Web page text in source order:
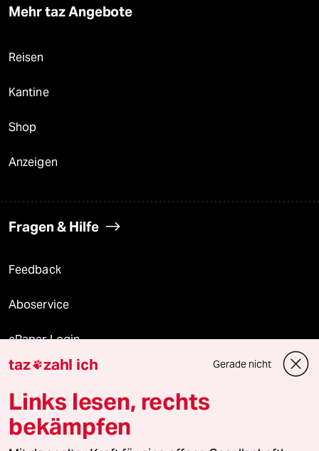
Mehr taz Angebote
Reisen
Kantine
Shop
Anzeigen
Fragen & Hilfe
Feedback
Aboservice
ePaper Login
Downloads für Abonnierende
© 2026 taz Verlags und Vertriebs GmbH
taz zahl ich Gerade nicht
Links lesen, rechts
bekämpfen